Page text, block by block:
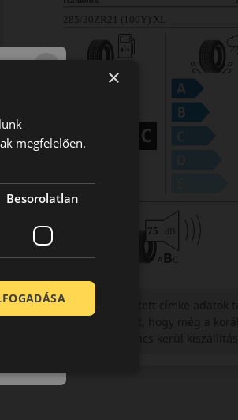
Figyelem a feltüntetett címke adatok
×
megfelelően.
Besorolatlan